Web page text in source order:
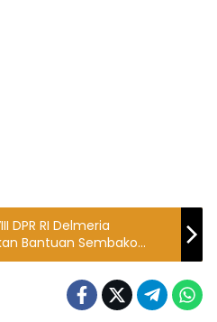
DPR RI Delmeria
Bantuan Sembako
di 6 Kecamatan